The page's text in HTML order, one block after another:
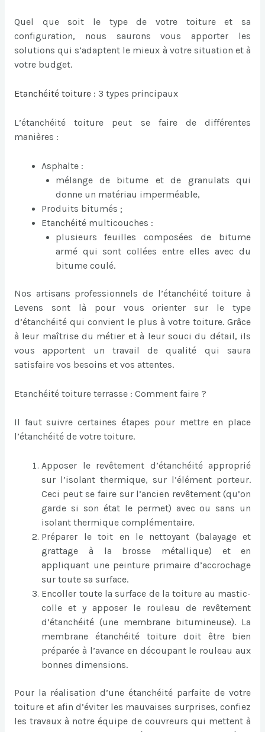
Quel que soit le type de votre toiture et sa
configuration, nous saurons vous apporter les
solutions qui s’adaptent le mieux à votre situation et à
votre budget.
Etanchéité toiture: 3 types principaux
L’étanchéité toiture peut se faire de différentes
manières :
Asphalte :
mélange de bitume et de granulats qui
donne un matériau imperméable,
Produits bitumés ;
Etanchéité multicouches :
plusieurs feuilles composées de bitume
armé qui sont collées entre elles avec du
bitume coulé.
Nos artisans professionnels de l’étanchéité toiture à
Levens sont là pour vous orienter sur le type
d’étanchéité qui convient le plus à votre toiture. Grâce
à leur maîtrise du métier et à leur souci du détail, ils
vous apportent un travail de qualité qui saura
satisfaire vos besoins et vos attentes.
Etanchéité toiture terrasse : Comment faire ?
Il faut suivre certaines étapes pour mettre en place
l’étanchéité de votre toiture.
Apposer le revêtement d’étanchéité approprié
sur l’isolant thermique, sur l’élément porteur.
Ceci peut se faire sur l’ancien revêtement (qu’on
garde si son état le permet) avec ou sans un
isolant thermique complémentaire.
Préparer le toit en le nettoyant (balayage et
grattage à la brosse métallique) et en
appliquant une peinture primaire d’accrochage
sur toute sa surface.
Encoller toute la surface de la toiture au mastic-
colle et y apposer le rouleau de revêtement
d’étanchéité (une membrane bitumineuse). La
membrane étanchéité toiture doit être bien
préparée à l’avance en découpant le rouleau aux
bonnes dimensions.
Pour la réalisation d’une étanchéité parfaite de votre
toiture et afin d’éviter les mauvaises surprises, confiez
les travaux à notre équipe de couvreurs qui mettent à